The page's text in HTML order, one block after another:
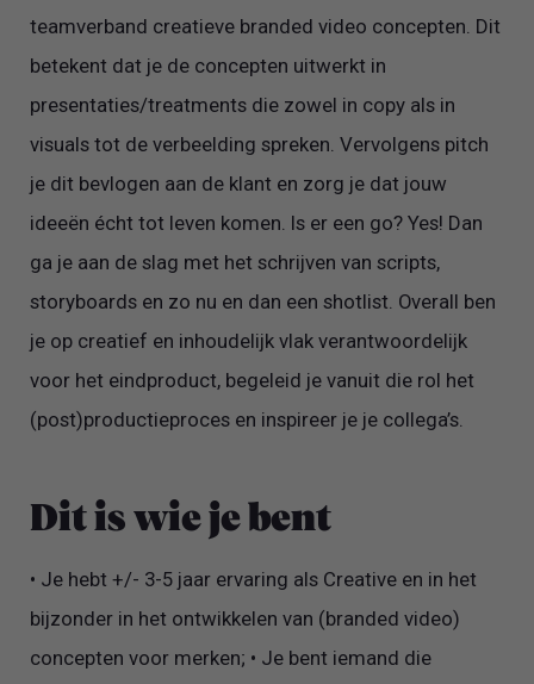
teamverband creatieve branded video concepten. Dit
betekent dat je de concepten uitwerkt in
presentaties/treatments die zowel in copy als in
visuals tot de verbeelding spreken. Vervolgens pitch
je dit bevlogen aan de klant en zorg je dat jouw
ideeën écht tot leven komen. Is er een go? Yes! Dan
ga je aan de slag met het schrijven van scripts,
storyboards en zo nu en dan een shotlist. Overall ben
je op creatief en inhoudelijk vlak verantwoordelijk
voor het eindproduct, begeleid je vanuit die rol het
(post)productieproces en inspireer je je collega’s.
Dit is wie je bent
• Je hebt +/- 3-5 jaar ervaring als Creative en in het
bijzonder in het ontwikkelen van (branded video)
concepten voor merken; • Je bent iemand die